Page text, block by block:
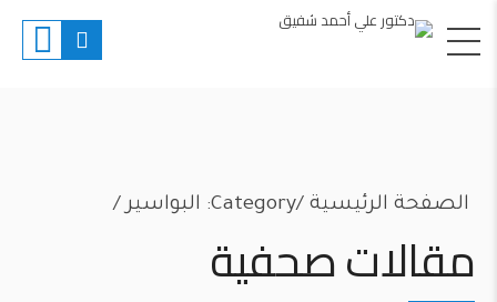
الصفحة الرئيسية Category: البواسير /
مقالات صحفية